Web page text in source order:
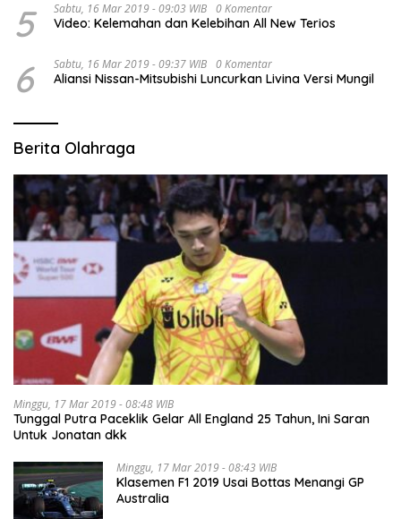
5 Sabtu, 16 Mar 2019 - 09:03 WIB 0 Komentar
Video: Kelemahan dan Kelebihan All New Terios
6 Sabtu, 16 Mar 2019 - 09:37 WIB 0 Komentar
Aliansi Nissan-Mitsubishi Luncurkan Livina Versi Mungil
Berita Olahraga
Minggu, 17 Mar 2019 - 08:48 WIB
Tunggal Putra Paceklik Gelar All England 25 Tahun, Ini Saran
Untuk Jonatan dkk
Minggu, 17 Mar 2019 - 08:43 WIB
Klasemen F1 2019 Usai Bottas Menangi GP
Australia